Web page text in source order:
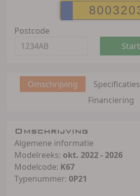
Postcode
Omschrijving Specificaties
Financiering
Omschrijving
Algemene informatie
Modelreeks: okt. 2022 - 2026
Modelcode: K67
Typenummer: 0P21